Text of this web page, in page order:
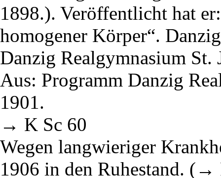
1898.). Veröffentlicht hat
homogener Körper“.
Danzig Realgymnasium St.
Aus: Programm Danzig
1901.
→ K Sc 60
Wegen langwieriger
1906 in den Ruhestand. (→